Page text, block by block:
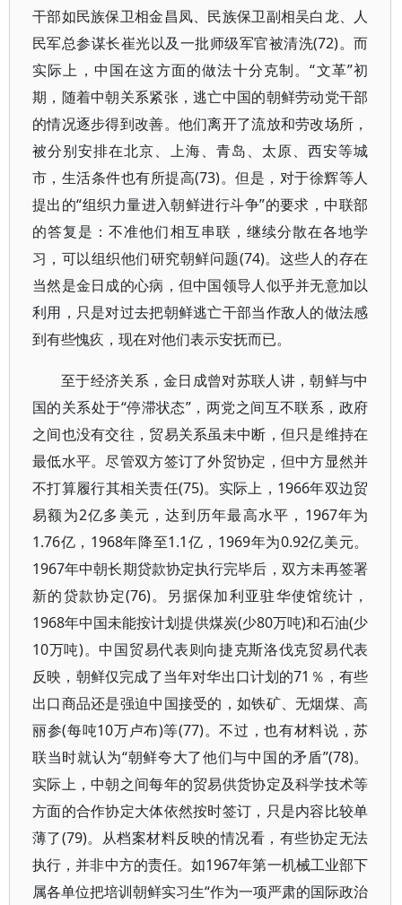
干部如民族保卫相金昌凤、民族保卫副相吴白龙、人
民军总参谋长崔光以及一批师级军官被清洗(72)。而
实际上，中国在这方面的做法十分克制。“文革”初
期，随着中朝关系紧张，逃亡中国的朝鲜劳动党干部
的情况逐步得到改善。他们离开了流放和劳改场所，
被分别安排在北京、上海、青岛、太原、西安等城
市，生活条件也有所提高(73)。但是，对于徐辉等人
提出的“组织力量进入朝鲜进行斗争”的要求，中联部
的答复是：不准他们相互串联，继续分散在各地学
习，可以组织他们研究朝鲜问题(74)。这些人的存在
当然是金日成的心病，但中国领导人似乎并无意加以
利用，只是对过去把朝鲜逃亡干部当作敌人的做法感
到有些愧疚，现在对他们表示安抚而已。
至于经济关系，金日成曾对苏联人讲，朝鲜与中
国的关系处于“停滞状态”，两党之间互不联系，政府
之间也没有交往，贸易关系虽未中断，但只是维持在
最低水平。尽管双方签订了外贸协定，但中方显然并
不打算履行其相关责任(75)。实际上，1966年双边贸
易额为2亿多美元，达到历年最高水平，1967年为
1.76亿，1968年降至1.1亿，1969年为0.92亿美元。
1967年中朝长期贷款协定执行完毕后，双方未再签署
新的贷款协定(76)。另据保加利亚驻华使馆统计，
1968年中国未能按计划提供煤炭(少80万吨)和石油(少
10万吨)。中国贸易代表则向捷克斯洛伐克贸易代表
反映，朝鲜仅完成了当年对华出口计划的71％，有些
出口商品还是强迫中国接受的，如铁矿、无烟煤、高
丽参(每吨10万卢布)等(77)。不过，也有材料说，苏
联当时就认为“朝鲜夸大了他们与中国的矛盾”(78)。
实际上，中朝之间每年的贸易供货协定及科学技术等
方面的合作协定大体依然按时签订，只是内容比较单
薄了(79)。从档案材料反映的情况看，有些协定无法
执行，并非中方的责任。如1967年第一机械工业部下
属各单位把培训朝鲜实习生“作为一项严肃的国际政治